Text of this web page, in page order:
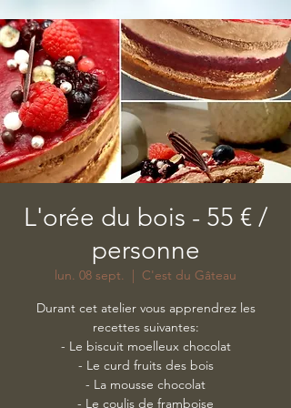
L'orée du bois - 55 € /
personne
lun. 08 sept.
  |
C'est du Gâteau
Durant cet atelier vous apprendrez les
recettes suivantes:
- Le biscuit moelleux chocolat
- Le curd fruits des bois
- La mousse chocolat
- Le coulis de framboise